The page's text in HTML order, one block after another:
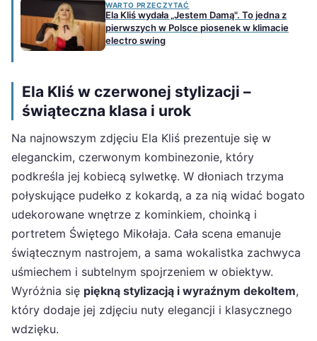
WARTO PRZECZYTAĆ
Ela Kliś wydała „Jestem Damą". To jedna z
pierwszych w Polsce piosenek w klimacie
electro swing
Ela Kliś w czerwonej stylizacji –
świąteczna klasa i urok
Na najnowszym zdjęciu Ela Kliś prezentuje się w
eleganckim, czerwonym kombinezonie, który
podkreśla jej kobiecą sylwetkę. W dłoniach trzyma
połyskujące pudełko z kokardą, a za nią widać bogato
udekorowane wnętrze z kominkiem, choinką i
portretem Świętego Mikołaja. Cała scena emanuje
świątecznym nastrojem, a sama wokalistka zachwyca
uśmiechem i subtelnym spojrzeniem w obiektyw.
Wyróżnia się piękną stylizacją i wyraźnym dekoltem,
który dodaje jej zdjęciu nuty elegancji i klasycznego
wdzięku.